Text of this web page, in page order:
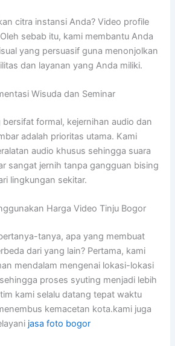
citra instansi Anda? Video profile
sebab itu, kami membantu Anda
yang persuasif guna menonjolkan
dan layanan yang Anda miliki.
Wisuda dan Seminar
formal, kejernihan audio dan
adalah prioritas utama. Kami
audio khusus sehingga suara
sangat jernih tanpa gangguan bising
lingkungan sekitar.
Harga Video Tinju Bogor
tanya, apa yang membuat
dari yang lain? Pertama, kami
mendalam mengenai lokasi-lokasi
proses syuting menjadi lebih
kami selalu datang tepat waktu
kemacetan kota.kami juga
jasa foto bogor